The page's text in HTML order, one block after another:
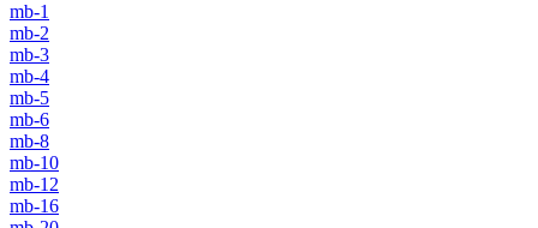
mb-1
mb-2
mb-3
mb-4
mb-5
mb-6
mb-8
mb-10
mb-12
mb-16